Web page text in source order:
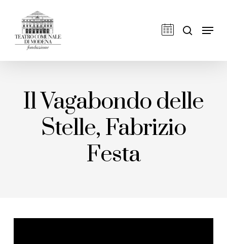
main
content
Il Vagabondo delle
Stelle, Fabrizio
Festa